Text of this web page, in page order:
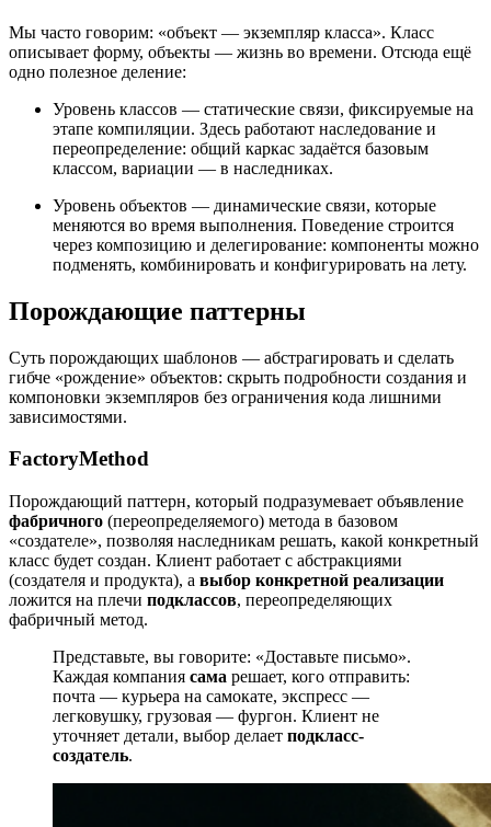
Мы часто говорим: «объект — экземпляр класса». Класс
описывает форму, объекты — жизнь во времени. Отсюда ещё
одно полезное деление:
Уровень классов — статические связи, фиксируемые на
этапе компиляции. Здесь работают наследование и
переопределение: общий каркас задаётся базовым
классом, вариации — в наследниках.
Уровень объектов — динамические связи, которые
меняются во время выполнения. Поведение строится
через композицию и делегирование: компоненты можно
подменять, комбинировать и конфигурировать на лету.
Порождающие паттерны
Суть порождающих шаблонов — абстрагировать и сделать
гибче «рождение» объектов: скрыть подробности создания и
компоновки экземпляров без ограничения кода лишними
зависимостями.
FactoryMethod
Порождающий паттерн, который подразумевает объявление
фабричного (переопределяемого) метода в базовом
«создателе», позволяя наследникам решать, какой конкретный
класс будет создан. Клиент работает с абстракциями
(создателя и продукта), а выбор конкретной реализации
ложится на плечи подклассов, переопределяющих
фабричный метод.
Представьте, вы говорите: «Доставьте письмо».
Каждая компания сама решает, кого отправить:
почта — курьера на самокате, экспресс —
легковушку, грузовая — фургон. Клиент не
уточняет детали, выбор делает подкласс-
создатель.